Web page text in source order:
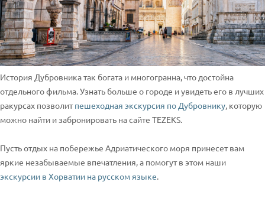
История Дубровника так богата и многогранна, что достойна
отдельного фильма. Узнать больше о городе и увидеть его в лучших
ракурсах позволитпешеходная экскурсия по Дубровнику, которую
можно найти и забронировать на сайте TEZEKS.
Пусть отдых на побережье Адриатического моря принесет вам
яркие незабываемые впечатления, а помогут в этом наши
экскурсии в Хорватии на русском языке.